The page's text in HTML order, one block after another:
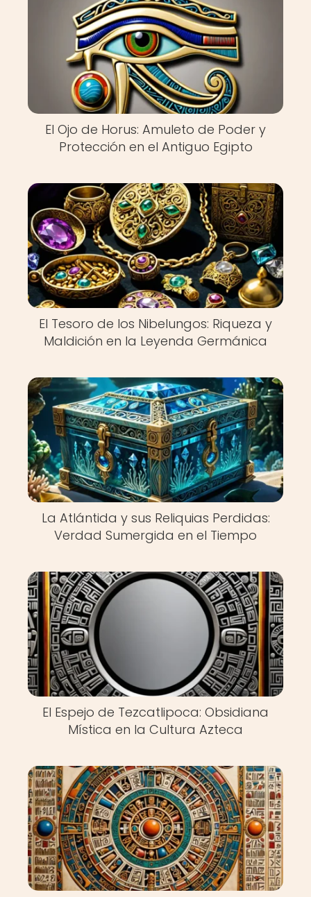
El Ojo de Horus: Amuleto de Poder y
Protección en el Antiguo Egipto
El Tesoro de los Nibelungos: Riqueza y
Maldición en la Leyenda Germánica
La Atlántida y sus Reliquias Perdidas:
Verdad Sumergida en el Tiempo
El Espejo de Tezcatlipoca: Obsidiana
Mística en la Cultura Azteca